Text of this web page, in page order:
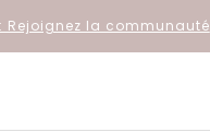
Rejoignez la communauté